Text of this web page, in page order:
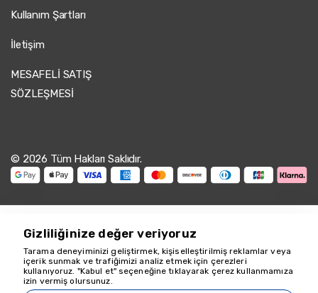
Kullanım Şartları
İletişim
MESAFELİ SATIŞ
SÖZLEŞMESİ
© 2026 Tüm Hakları Saklıdır.
Gizliliğinize değer veriyoruz
Tarama deneyiminizi geliştirmek, kişiselleştirilmiş reklamlar veya
içerik sunmak ve trafiğimizi analiz etmek için çerezleri
kullanıyoruz. "Kabul et" seçeneğine tıklayarak çerez kullanmamıza
izin vermiş olursunuz.
Yardım için buradayız